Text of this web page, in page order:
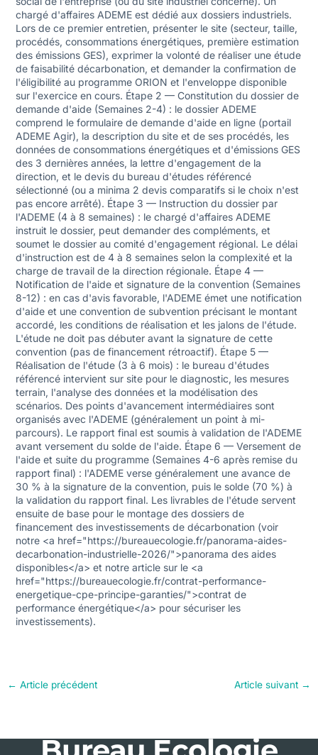
chargé d'affaires ADEME est dédié aux dossiers industriels.
Lors de ce premier entretien, présenter le site (secteur, taille,
procédés, consommations énergétiques, première estimation
des émissions GES), exprimer la volonté de réaliser une étude
de faisabilité décarbonation, et demander la confirmation de
l'éligibilité au programme ORION et l'enveloppe disponible
sur l'exercice en cours. Étape 2 — Constitution du dossier de
demande d'aide (Semaines 2-4) : le dossier ADEME
comprend le formulaire de demande d'aide en ligne (portail
ADEME Agir), la description du site et de ses procédés, les
données de consommations énergétiques et d'émissions GES
des 3 dernières années, la lettre d'engagement de la
direction, et le devis du bureau d'études référencé
sélectionné (ou a minima 2 devis comparatifs si le choix n'est
pas encore arrêté). Étape 3 — Instruction du dossier par
l'ADEME (4 à 8 semaines) : le chargé d'affaires ADEME
instruit le dossier, peut demander des compléments, et
soumet le dossier au comité d'engagement régional. Le délai
d'instruction est de 4 à 8 semaines selon la complexité et la
charge de travail de la direction régionale. Étape 4 —
Notification de l'aide et signature de la convention (Semaines
8-12) : en cas d'avis favorable, l'ADEME émet une notification
d'aide et une convention de subvention précisant le montant
accordé, les conditions de réalisation et les jalons de l'étude.
L'étude ne doit pas débuter avant la signature de cette
convention (pas de financement rétroactif). Étape 5 —
Réalisation de l'étude (3 à 6 mois) : le bureau d'études
référencé intervient sur site pour le diagnostic, les mesures
terrain, l'analyse des données et la modélisation des
scénarios. Des points d'avancement intermédiaires sont
organisés avec l'ADEME (généralement un point à mi-
parcours). Le rapport final est soumis à validation de l'ADEME
avant versement du solde de l'aide. Étape 6 — Versement de
l'aide et suite du programme (Semaines 4-6 après remise du
rapport final) : l'ADEME verse généralement une avance de
30 % à la signature de la convention, puis le solde (70 %) à
la validation du rapport final. Les livrables de l'étude servent
ensuite de base pour le montage des dossiers de
financement des investissements de décarbonation (voir
notre <a href="https://bureauecologie.fr/panorama-aides-
decarbonation-industrielle-2026/">panorama des aides
disponibles</a> et notre article sur le <a
href="https://bureauecologie.fr/contrat-performance-
energetique-cpe-principe-garanties/">contrat de
performance énergétique</a> pour sécuriser les
investissements).
← Article précédent Article suivant →